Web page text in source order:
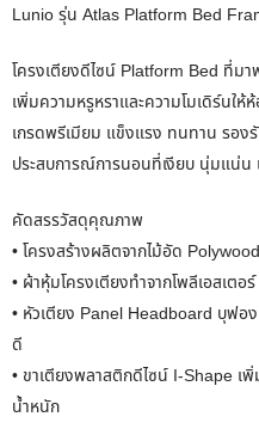
Lunio รุ่น Atlas Platform Bed
โครงเตียงดีไซน์ Platform Bed ที่ม
เพิ่มความหรูหราและความโมเดิร์นใ
เกรดพรีเมียม แข็งแรง ทนทาน รอง
ประสบการณ์การนอนที่เงียบ นุ่มแน่น
คัดสรรวัสดุคุณภาพ
• โครงสร้างผลิตจากไม้อัด
• ผ้าหุ้มโครงเตียงทำจากโพลีเอสเต
• หัวเตียง Panel Headboard บุฟอ
ดี
• ขาเตียงพลาสติกดีไซน์ I-Shape เ
น้ำหนัก